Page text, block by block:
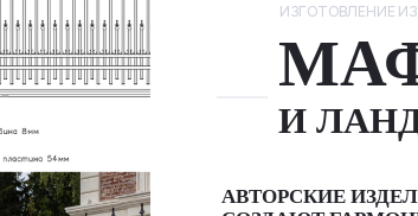
АВТОРСКИЕ
ИЗГОТОВЛЕНИЕ
И